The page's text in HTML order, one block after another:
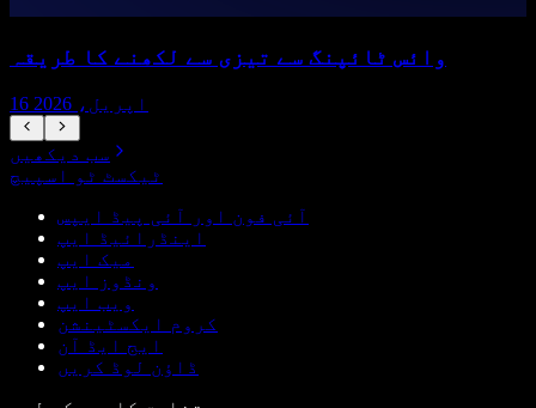
وائس ٹائپنگ سے تیزی سے لکھنے کا طریقہ
16 اپریل، 2026
سب دیکھیں
ٹیکسٹ ٹو اسپیچ
آئی فون اور آئی پیڈ ایپس
اینڈرائیڈ ایپ
میک ایپ
ونڈوز ایپ
ویب ایپ
کروم ایکسٹینشن
ایج ایڈ آن
ڈاؤن لوڈ کریں